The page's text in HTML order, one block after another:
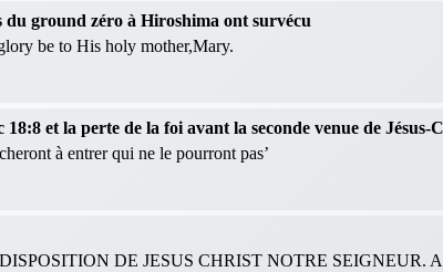
ground zéro à Hiroshima ont survécu
be to His holy mother,Mary.
et la perte de la foi avant la seconde venue de Jésus-
à entrer qui ne le pourront pas’
DE JESUS CHRIST NOTRE SEIGNEUR.